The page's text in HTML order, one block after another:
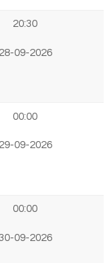
20:30
28-09-2026
00:00
29-09-2026
00:00
09-2026